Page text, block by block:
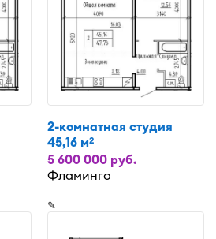
2-комнатная студия
45,16 м2
5 600 000 руб.
Фламинго
✎